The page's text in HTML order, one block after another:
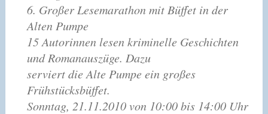
6. Großer Lesemarathon mit Büffet in der
Alten Pumpe
15 Autorinnen lesen kriminelle Geschichten
und Romanauszüge. Dazu
serviert die Alte Pumpe ein großes
Frühstücksbüffet.
Sonntag, 21.11.2010 von 10:00 bis 14:00 Uhr